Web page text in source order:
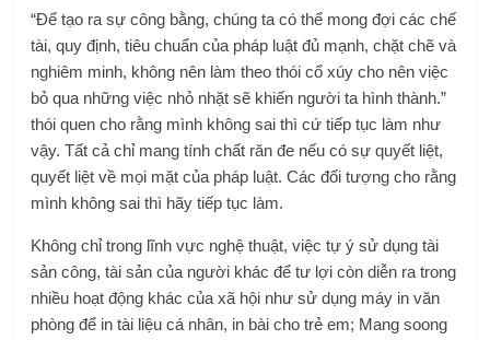
“Để tạo ra sự công bằng, chúng ta có thể mong đợi các chế
tài, quy định, tiêu chuẩn của pháp luật đủ mạnh, chặt chẽ và
nghiêm minh, không nên làm theo thói cổ xúy cho nên việc
bỏ qua những việc nhỏ nhặt sẽ khiến người ta hình thành.”
thói quen cho rằng mình không sai thì cứ tiếp tục làm như
vậy. Tất cả chỉ mang tính chất răn đe nếu có sự quyết liệt,
quyết liệt về mọi mặt của pháp luật. Các đối tượng cho rằng
mình không sai thì hãy tiếp tục làm.
Không chỉ trong lĩnh vực nghệ thuật, việc tự ý sử dụng tài
sản công, tài sản của người khác để tư lợi còn diễn ra trong
nhiều hoạt động khác của xã hội như sử dụng máy in văn
phòng để in tài liệu cá nhân, in bài cho trẻ em; Mang soong